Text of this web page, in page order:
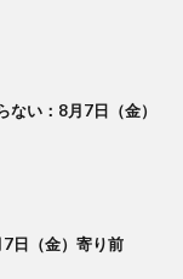
ない：8月7日（金）
日（金）寄り前